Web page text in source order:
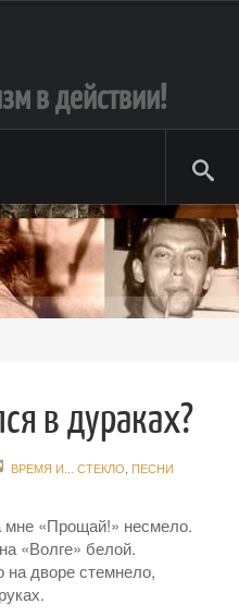
в действии!
в дураках?
ВРЕМЯ И... СТЕКЛО ПЕСНИ
мне «Прощай!» несмело.
«Волге» белой.
на дворе стемнело,